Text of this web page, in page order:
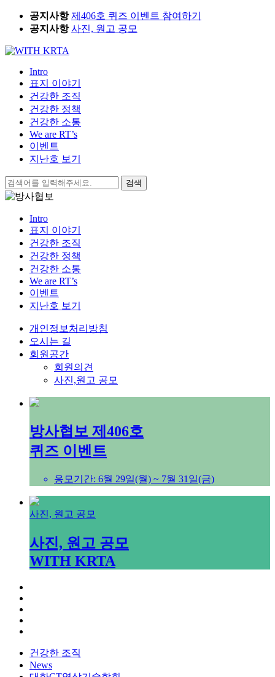
Skip
content
공지사항 제406호 퀴즈 이벤트 참여하기
공지사항 사진, 원고 공모
Intro
표지 이야기
건강한 조직
건강한 정책
건강한 소통
We are RT’s
이벤트
지난호 보기
검
색:
Intro
표지 이야기
건강한 조직
건강한 정책
건강한 소통
We are RT’s
이벤트
지난호 보기
개인정보처리방침
오시는 길
회원공간
회원의견
사진,원고 공모
방사협보 제406호
퀴즈 이벤트
응모기간: 6월 29일(월) ~ 7월 31일(금)
사진, 원고 공모
사진, 원고 공모
WITH KRTA
건강한 조직
News